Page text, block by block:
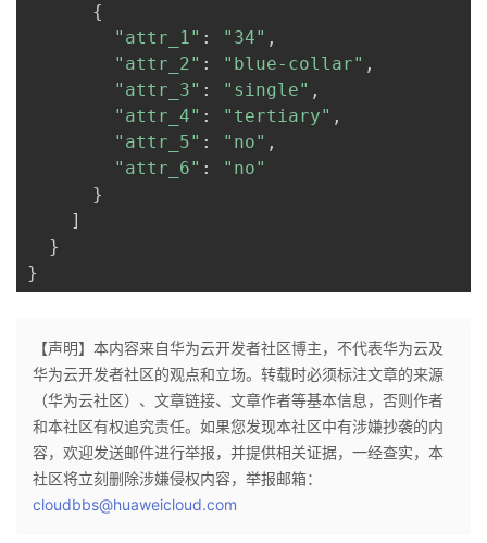
{
"attr_1" : "34" ,
"attr_2" : "blue-collar" ,
"attr_3" : "single" ,
"attr_4" : "tertiary" ,
"attr_5" : "no" ,
"attr_6" :
"no"
}
]
}
}
【声明】本内容来自华为云开发者社区博主，不代表华为云及
华为云开发者社区的观点和立场。转载时必须标注文章的来源
（华为云社区）、文章链接、文章作者等基本信息，否则作者
和本社区有权追究责任。如果您发现本社区中有涉嫌抄袭的内
容，欢迎发送邮件进行举报，并提供相关证据，一经查实，本
社区将立刻删除涉嫌侵权内容，举报邮箱：
cloudbbs@huaweicloud.com